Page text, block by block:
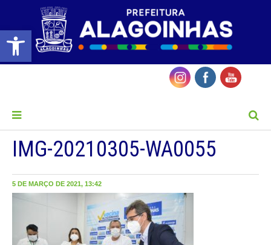
Barra de Ferramentas Aberta
IMG-20210305-WA0055
5 DE MARÇO DE 2021, 13:42